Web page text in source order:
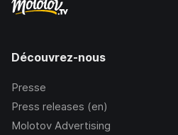
Découvrez-nous
Presse
Press releases (en)
Molotov Advertising